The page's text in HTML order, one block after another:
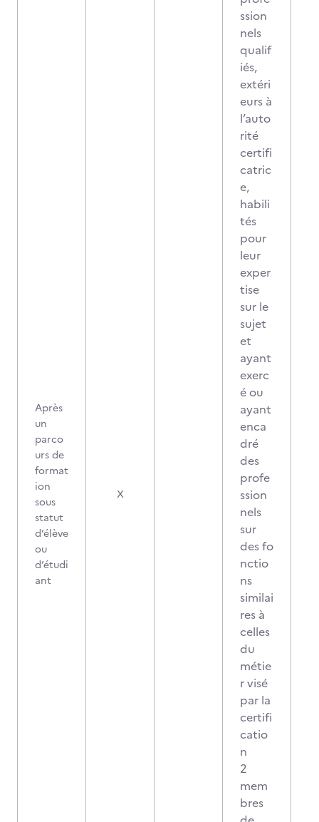
Après
un
parco
urs de
format
ion
sous
statut
d’élève
ou
d’étudi
ant
X
ssion
nels
qualif
iés,
extéri
eurs à
l’auto
rité
certifi
catric
e,
habili
tés
pour
leur
exper
tise
sur le
sujet
et
ayant
exerc
é ou
ayant
enca
dré
des
profe
ssion
nels
sur
des fo
nctio
ns
similai
res à
celles
du
métie
r visé
par la
certifi
catio
n
2
mem
bres